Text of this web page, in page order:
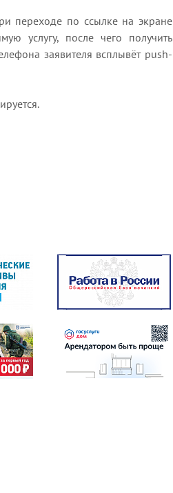
переходе по ссылке на экране
услугу, после чего получить
заявителя всплывёт push-